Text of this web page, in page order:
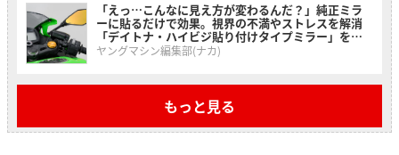
「えっ…こんなに見え方が変わるんだ？」純正ミラ
ーに貼るだけで効果。視界の不満やストレスを解消
「デイトナ・ハイビジ貼り付けタイプミラー」を紹
介！
ヤングマシン編集部(ナカ)
もっと見る